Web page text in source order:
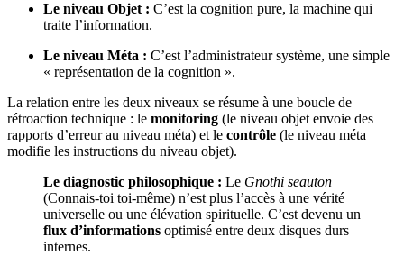
Le niveau Objet : C’est la cognition pure, la machine qui
traite l’information.
Le niveau Méta : C’est l’administrateur système, une simple
« représentation de la cognition ».
La relation entre les deux niveaux se résume à une boucle de
rétroaction technique : le monitoring (le niveau objet envoie des
rapports d’erreur au niveau méta) et le contrôle (le niveau méta
modifie les instructions du niveau objet).
Le diagnostic philosophique : Le Gnothi seauton
(Connais-toi toi-même) n’est plus l’accès à une vérité
universelle ou une élévation spirituelle. C’est devenu un
flux d’informations optimisé entre deux disques durs
internes.